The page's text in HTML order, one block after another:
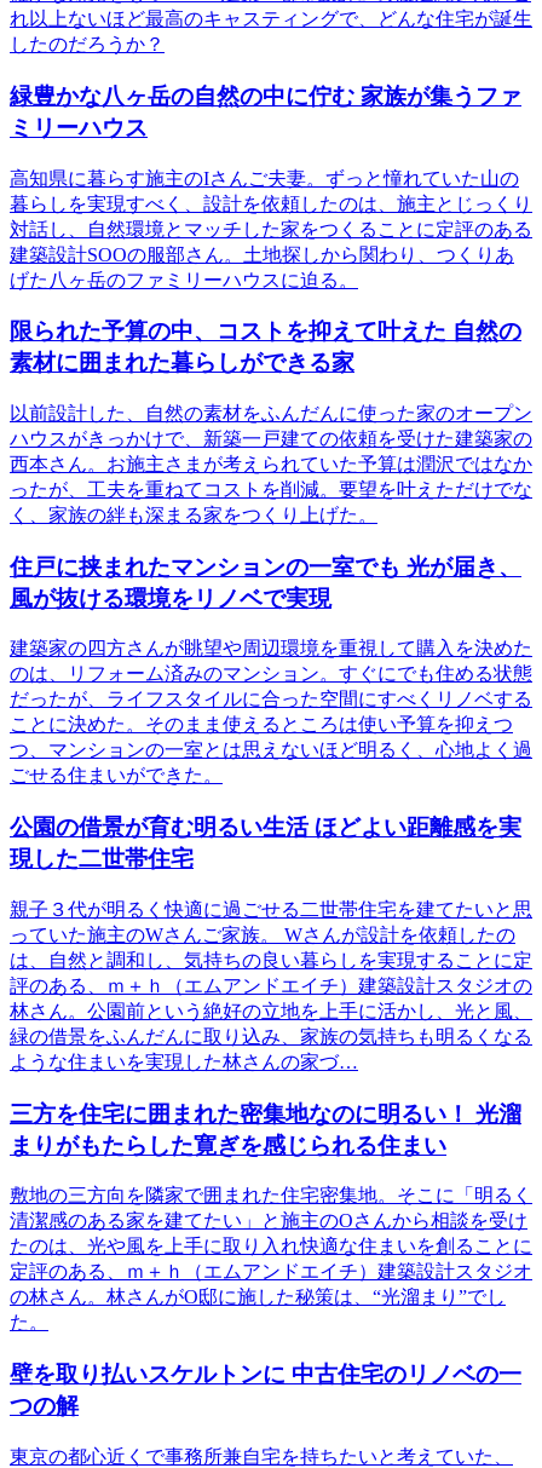
れ以上ないほど最高のキャスティングで、どんな住宅が誕生
したのだろうか？
緑豊かな八ヶ岳の自然の中に佇む 家族が集うファ
ミリーハウス
高知県に暮らす施主のIさんご夫妻。ずっと憧れていた山の
暮らしを実現すべく、設計を依頼したのは、施主とじっくり
対話し、自然環境とマッチした家をつくることに定評のある
建築設計SOOの服部さん。土地探しから関わり、つくりあ
げた八ヶ岳のファミリーハウスに迫る。
限られた予算の中、コストを抑えて叶えた 自然の
素材に囲まれた暮らしができる家
以前設計した、自然の素材をふんだんに使った家のオープン
ハウスがきっかけで、新築一戸建ての依頼を受けた建築家の
西本さん。お施主さまが考えられていた予算は潤沢ではなか
ったが、工夫を重ねてコストを削減。要望を叶えただけでな
く、家族の絆も深まる家をつくり上げた。
住戸に挟まれたマンションの一室でも 光が届き、
風が抜ける環境をリノベで実現
建築家の四方さんが眺望や周辺環境を重視して購入を決めた
のは、リフォーム済みのマンション。すぐにでも住める状態
だったが、ライフスタイルに合った空間にすべくリノベする
ことに決めた。そのまま使えるところは使い予算を抑えつ
つ、マンションの一室とは思えないほど明るく、心地よく過
ごせる住まいができた。
公園の借景が育む明るい生活 ほどよい距離感を実
現した二世帯住宅
親子３代が明るく快適に過ごせる二世帯住宅を建てたいと思
っていた施主のWさんご家族。 Wさんが設計を依頼したの
は、自然と調和し、気持ちの良い暮らしを実現することに定
評のある、ｍ＋ｈ（エムアンドエイチ）建築設計スタジオの
林さん。公園前という絶好の立地を上手に活かし、光と風、
緑の借景をふんだんに取り込み、家族の気持ちも明るくなる
ような住まいを実現した林さんの家づ…
三方を住宅に囲まれた密集地なのに明るい！ 光溜
まりがもたらした寛ぎを感じられる住まい
敷地の三方向を隣家で囲まれた住宅密集地。そこに「明るく
清潔感のある家を建てたい」と施主のOさんから相談を受け
たのは、光や風を上手に取り入れ快適な住まいを創ることに
定評のある、ｍ＋ｈ（エムアンドエイチ）建築設計スタジオ
の林さん。林さんがO邸に施した秘策は、“光溜まり”でし
た。
壁を取り払いスケルトンに 中古住宅のリノベの一
つの解
東京の都心近くで事務所兼自宅を持ちたいと考えていた、